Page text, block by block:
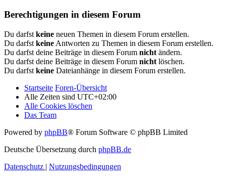
Berechtigungen in diesem Forum
Du darfst keine neuen Themen in diesem Forum erstellen.
Du darfst keine Antworten zu Themen in diesem Forum erstellen.
Du darfst deine Beiträge in diesem Forum nicht ändern.
Du darfst deine Beiträge in diesem Forum nicht löschen.
Du darfst keine Dateianhänge in diesem Forum erstellen.
Startseite Foren-Übersicht
Alle Zeiten sind UTC+02:00
Alle Cookies löschen
Das Team
Powered by phpBB® Forum Software © phpBB Limited
Deutsche Übersetzung durch phpBB.de
Datenschutz | Nutzungsbedingungen